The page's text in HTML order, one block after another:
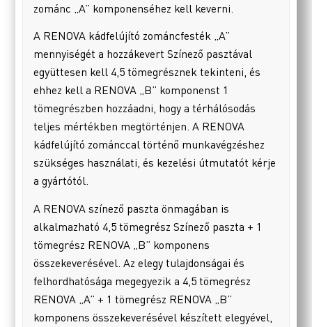
zománc „A” komponenséhez kell keverni.
A RENOVA kádfelújító zománcfesték „A”
mennyiségét a hozzákevert Színező pasztával
együttesen kell 4,5 tömegrésznek tekinteni, és
ehhez kell a RENOVA „B” komponenst 1
tömegrészben hozzáadni, hogy a térhálósodás
teljes mértékben megtörténjen. A RENOVA
kádfelújító zománccal történő munkavégzéshez
szükséges használati, és kezelési útmutatót kérje
a gyártótól.
A RENOVA színező paszta önmagában is
alkalmazható 4,5 tömegrész Színező paszta + 1
tömegrész RENOVA „B” komponens
összekeverésével. Az elegy tulajdonságai és
felhordhatósága megegyezik a 4,5 tömegrész
RENOVA „A” + 1 tömegrész RENOVA „B”
komponens összekeverésével készített elegyével,